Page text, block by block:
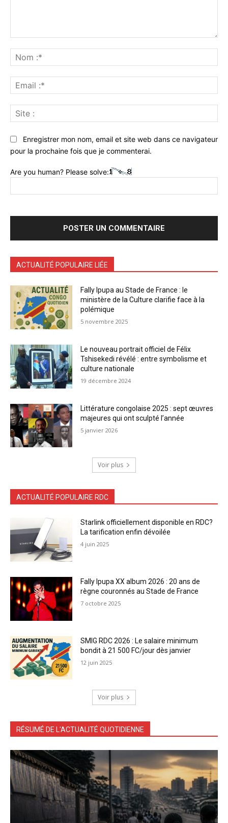
:*
:*
:
Enregistrer mon nom, email et site web dans ce navigateur
pour la prochaine fois que je commenterai.
Are you human? Please solve:
ACTUALITÉ POPULAIRE LIÉE
Fally Ipupa au Stade de France : le
ministère de la Culture clarifie face à la
polémique
5 novembre 2025
Le nouveau portrait officiel de Félix
Tshisekedi révélé : entre symbolisme et
culture nationale
19 décembre 2024
Littérature congolaise 2025 : sept œuvres
majeures qui ont sculpté l’année
5 janvier 2026
Voir plus
ACTUALITÉ POPULAIRE RDC
Starlink officiellement disponible en RDC?
La tarification enfin dévoilée
4 juin 2025
Fally Ipupa XX album 2026 : 20 ans de
règne couronnés au Stade de France
7 octobre 2025
SMIG RDC 2026 : Le salaire minimum
bondit à 21 500 FC/jour dès janvier
12 juin 2025
Voir plus
RÉSUMÉ DE L'ACTUALITÉ QUOTIDIENNE